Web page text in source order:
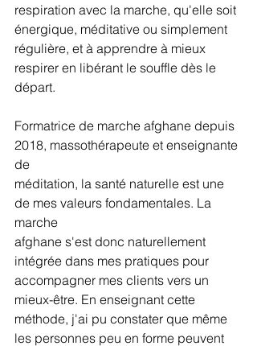
respiration avec la marche, qu'elle soit
énergique, méditative ou simplement
régulière, et à apprendre à mieux
respirer en libérant le souffle dès le
départ.
Formatrice de marche afghane depuis
2018, massothérapeute et enseignante
de
méditation, la santé naturelle est une
de mes valeurs fondamentales. La
marche
afghane s'est donc naturellement
intégrée dans mes pratiques pour
accompagner mes clients vers un
mieux-être. En enseignant cette
méthode, j'ai pu constater que même
les personnes peu en forme peuvent